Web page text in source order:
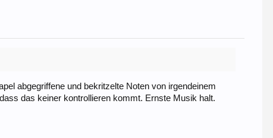
abgegriffene und bekritzelte Noten von irgendeinem
das keiner kontrollieren kommt. Ernste Musik halt.